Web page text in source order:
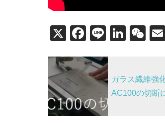
X
F
c
e
b
o
Li
e
Li
e
dI
W
h
at
投
稿
ナ
ビ
ガラス繊維強
AC100の切断